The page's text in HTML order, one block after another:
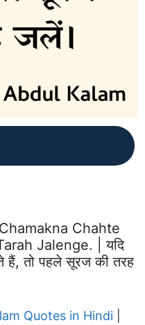
Chahte
Jalenge. | यदि
हैं, तो पहले सूरज की तरह
Quotes in Hindi